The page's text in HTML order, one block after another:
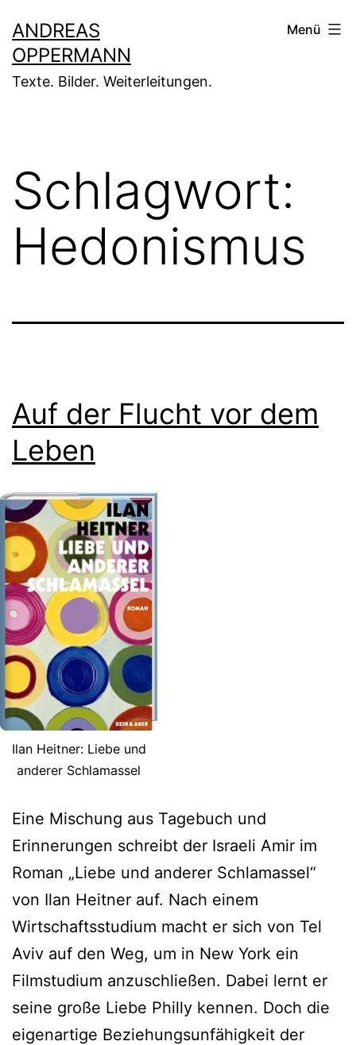
Inhalt
springen
ANDREAS
OPPERMANN
Texte. Bilder. Weiterleitungen.
Menü
Schlagwort:
Hedonismus
Auf der Flucht vor dem
Leben
Ilan Heitner: Liebe und
anderer Schlamassel
Eine Mischung aus Tagebuch und
Erinnerungen schreibt der Israeli Amir im
Roman „Liebe und anderer Schlamassel“
von Ilan Heitner auf. Nach einem
Wirtschaftsstudium macht er sich von Tel
Aviv auf den Weg, um in New York ein
Filmstudium anzuschließen. Dabei lernt er
seine große Liebe Philly kennen. Doch die
eigenartige Beziehungsunfähigkeit der